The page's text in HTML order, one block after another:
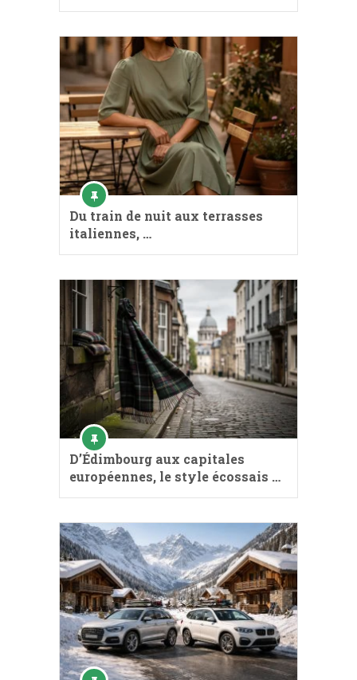
Du train de nuit aux terrasses
italiennes, …
D’Édimbourg aux capitales
européennes, le style écossais …